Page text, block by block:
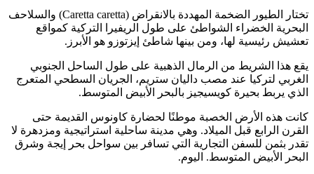
تختار الطيور الضخمة المهددة بالانقراض (Caretta caretta) والسلاحف
البحرية الخضراء الشواطئ على طول الريفيرا التركية كمواقع
تعشيش رئيسية لها، ومن بينها شاطئ إيزتوزو هو الأبرز.
يقع هذا الشريط من الرمال الذهبية على طول الساحل الجنوبي
الغربي لتركيا عند مصب داليان ستريم، الجريان السطحي المتعرج
الذي يربط بحيرة كويسيجيز بالبحر الأبيض المتوسط.
كانت هذه الأرض الخصبة موطنًا لحضارة كاونوس القديمة حتى
القرن الرابع قبل الميلاد. وهي مدينة ساحلية استراتيجية ومزدهرة لا
تقدر بثمن للسفن التجارية التي تسافر بين سواحل بحر إيجة وشرق
البحر الأبيض المتوسط. اليوم.